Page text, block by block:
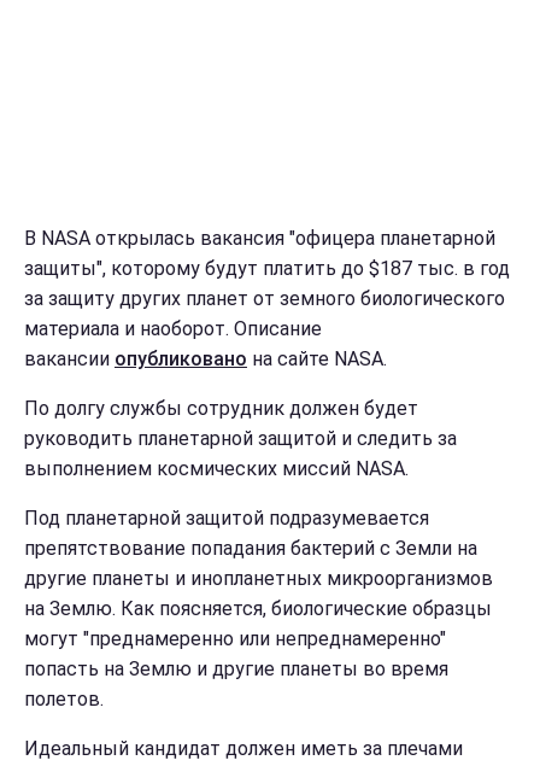
В NASA открылась вакансия "офицера планетарной
защиты", которому будут платить до $187 тыс. в год
за защиту других планет от земного биологического
материала и наоборот. Описание
вакансии опубликовано на сайте NASA.
По долгу службы сотрудник должен будет
руководить планетарной защитой и следить за
выполнением космических миссий NASA.
Под планетарной защитой подразумевается
препятствование попадания бактерий с Земли на
другие планеты и инопланетных микроорганизмов
на Землю. Как поясняется, биологические образцы
могут "преднамеренно или непреднамеренно"
попасть на Землю и другие планеты во время
полетов.
Идеальный кандидат должен иметь за плечами